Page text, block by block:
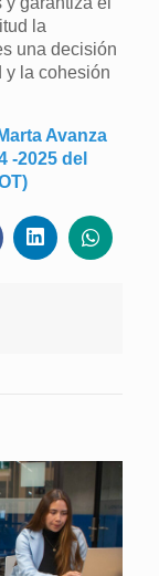
la
una decisión
y la cohesión
Avanza
-2025 del